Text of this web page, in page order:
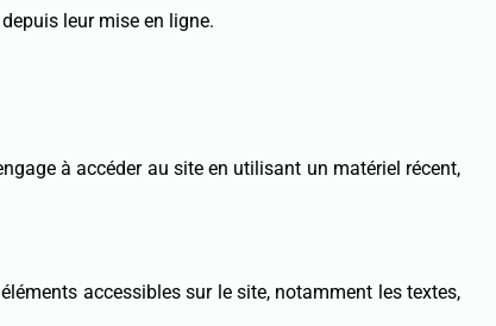
leur mise en ligne.
à accéder au site en utilisant un matériel récent,
accessibles sur le site, notamment les textes,